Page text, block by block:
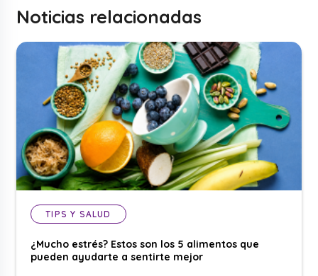
Noticias relacionadas
TIPS Y SALUD
¿Mucho estrés? Estos son los 5 alimentos que
pueden ayudarte a sentirte mejor